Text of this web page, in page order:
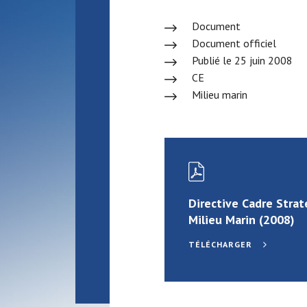
Document
Document officiel
Publié le 25 juin 2008
CE
Milieu marin
Directive Cadre
Milieu Marin (2008)
TÉLÉCHARGER